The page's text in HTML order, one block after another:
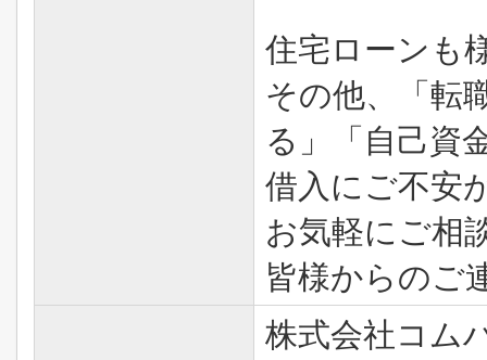
住宅ローンも
その他、「転
る」「自己資
借入にご不安
お気軽にご
皆様からのご
株式会社コム